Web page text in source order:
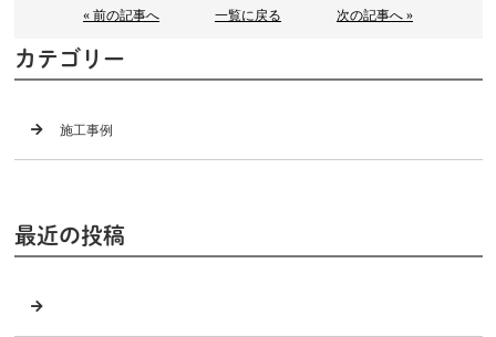
« 前の記事へ 一覧に戻る 次の記事へ »
カテゴリー
施工事例
最近の投稿